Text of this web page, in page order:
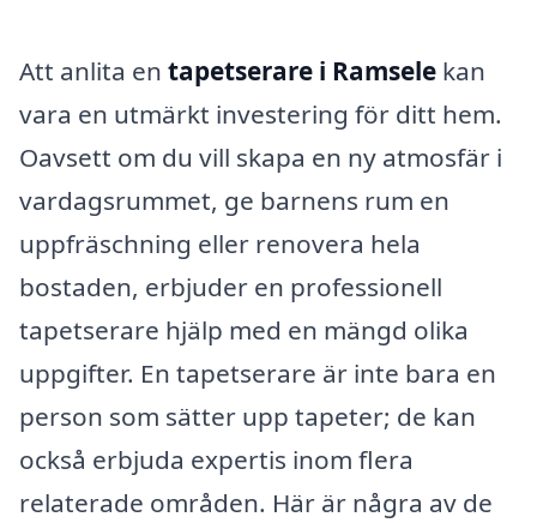
Att anlita en tapetserare i Ramsele kan
vara en utmärkt investering för ditt hem.
Oavsett om du vill skapa en ny atmosfär i
vardagsrummet, ge barnens rum en
uppfräschning eller renovera hela
bostaden, erbjuder en professionell
tapetserare hjälp med en mängd olika
uppgifter. En tapetserare är inte bara en
person som sätter upp tapeter; de kan
också erbjuda expertis inom flera
relaterade områden. Här är några av de